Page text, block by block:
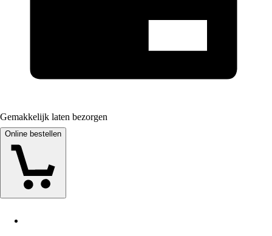
Gemakkelijk laten bezorgen
Online bestellen